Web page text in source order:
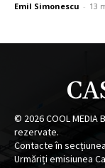
Emil Simonescu - 13
© 2026COOL MEDIA
rezervate.
Contacte în
Urmăriți emisiunea